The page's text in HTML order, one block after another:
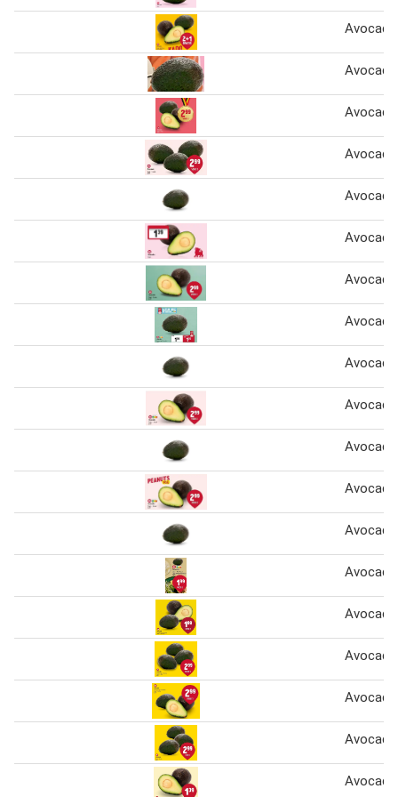
Avocado
Avocado
Avocado
Avocado
Avocado
Avocado
Avocado
Avocado
Avocado
Avocado
Avocado
Avocado
Avocado
Avocado
Avocado
Avocado
Avocado
Avocado
Avocado